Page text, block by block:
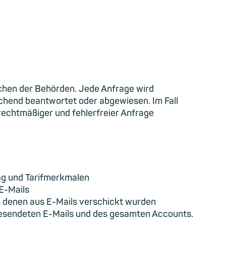
der Behörden. Jede Anfrage wird
beantwortet oder abgewiesen. Im Fall
und fehlerfreier Anfrage
und Tarifmerkmalen
Mails
aus E-Mails verschickt wurden
E-Mails und des gesamten Accounts.